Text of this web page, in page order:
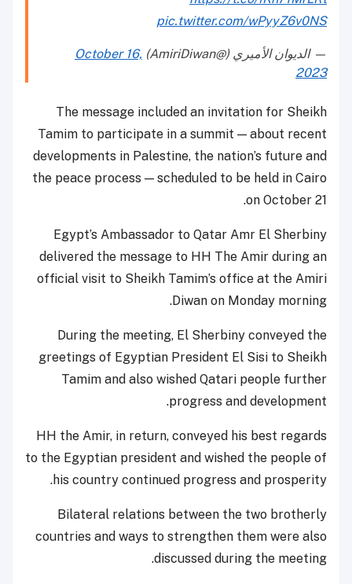
pic.twitter.com/wPyyZ6v0NS
— الديوان الأميري (@AmiriDiwan)
October 16,
2023
The message included an invitation for Sheikh
Tamim to participate in a summit — about recent
developments in Palestine, the nation’s future and
the peace process — scheduled to be held in Cairo
on October 21.
Egypt’s Ambassador to Qatar Amr El Sherbiny
delivered the message to HH The Amir during an
official visit to Sheikh Tamim’s office at the Amiri
Diwan on Monday morning.
During the meeting, El Sherbiny conveyed the
greetings of Egyptian President El Sisi to Sheikh
Tamim and also wished Qatari people further
progress and development.
HH the Amir, in return, conveyed his best regards
to the Egyptian president and wished the people of
his country continued progress and prosperity.
Bilateral relations between the two brotherly
countries and ways to strengthen them were also
discussed during the meeting.